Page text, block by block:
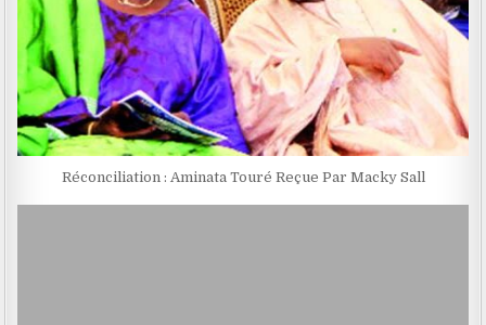
Réconciliation : Aminata Touré Reçue Par Macky Sall